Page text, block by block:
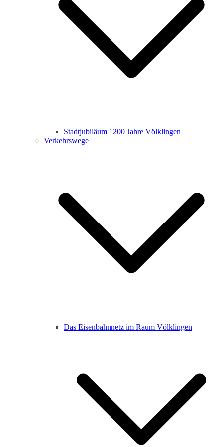
Stadtjubiläum 1200 Jahre Völklingen
Verkehrswege
Das Eisenbahnnetz im Raum Völklingen